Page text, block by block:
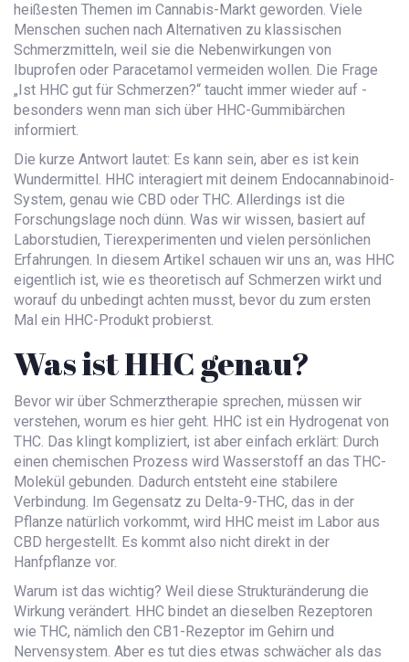
heißesten Themen im Cannabis-Markt geworden. Viele
Menschen suchen nach Alternativen zu klassischen
Schmerzmitteln, weil sie die Nebenwirkungen von
Ibuprofen oder Paracetamol vermeiden wollen. Die Frage
„Ist HHC gut für Schmerzen?“ taucht immer wieder auf -
besonders wenn man sich über HHC-Gummibärchen
informiert.
Die kurze Antwort lautet: Es kann sein, aber es ist kein
Wundermittel. HHC interagiert mit deinem Endocannabinoid-
System, genau wie CBD oder THC. Allerdings ist die
Forschungslage noch dünn. Was wir wissen, basiert auf
Laborstudien, Tierexperimenten und vielen persönlichen
Erfahrungen. In diesem Artikel schauen wir uns an, was HHC
eigentlich ist, wie es theoretisch auf Schmerzen wirkt und
worauf du unbedingt achten musst, bevor du zum ersten
Mal ein HHC-Produkt probierst.
Was ist HHC genau?
Bevor wir über Schmerztherapie sprechen, müssen wir
verstehen, worum es hier geht. HHC ist ein Hydrogenat von
THC. Das klingt kompliziert, ist aber einfach erklärt: Durch
einen chemischen Prozess wird Wasserstoff an das THC-
Molekül gebunden. Dadurch entsteht eine stabilere
Verbindung. Im Gegensatz zu Delta-9-THC, das in der
Pflanze natürlich vorkommt, wird HHC meist im Labor aus
CBD hergestellt. Es kommt also nicht direkt in der
Hanfpflanze vor.
Warum ist das wichtig? Weil diese Strukturänderung die
Wirkung verändert. HHC bindet an dieselben Rezeptoren
wie THC, nämlich den CB1-Rezeptor im Gehirn und
Nervensystem. Aber es tut dies etwas schwächer als das